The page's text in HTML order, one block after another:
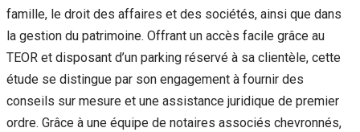
famille, le droit des affaires et des sociétés, ainsi que dans
la gestion du patrimoine. Offrant un accès facile grâce au
TEOR et disposant d’un parking réservé à sa clientèle, cette
étude se distingue par son engagement à fournir des
conseils sur mesure et une assistance juridique de premier
ordre. Grâce à une équipe de notaires associés chevronnés,